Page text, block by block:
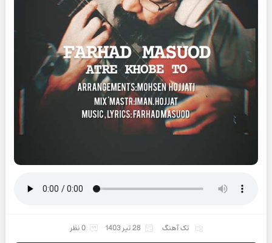
تک آهنگ 28 تیر 1403 0 نظر